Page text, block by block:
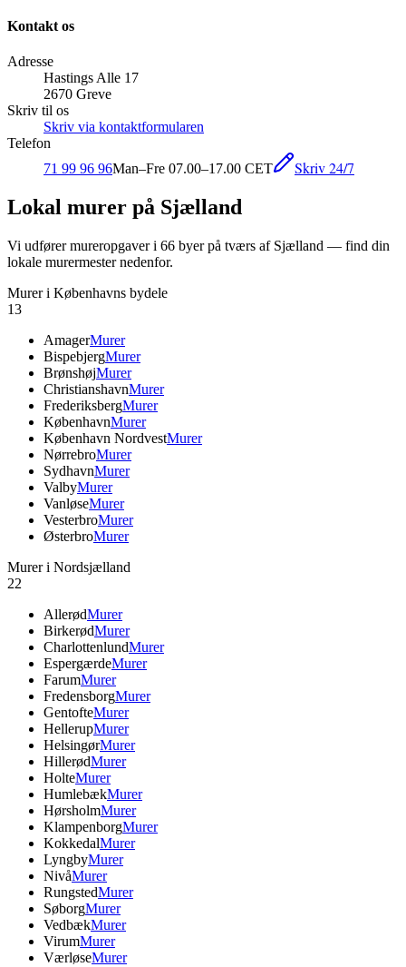
Kontakt os
Adresse
Hastings Alle 17
2670 Greve
Skriv til os
Skriv via kontaktformularen
Telefon
71 99 96 96Man–Fre 07.00–17.00 CET Skriv 24/7
Lokal murer på Sjælland
Vi udfører mureropgaver i 66 byer på tværs af Sjælland — find din
lokale murermester nedenfor.
Murer i Københavns bydele
13
AmagerMurer
BispebjergMurer
BrønshøjMurer
ChristianshavnMurer
FrederiksbergMurer
KøbenhavnMurer
København NordvestMurer
NørrebroMurer
SydhavnMurer
ValbyMurer
VanløseMurer
VesterbroMurer
ØsterbroMurer
Murer i Nordsjælland
22
AllerødMurer
BirkerødMurer
CharlottenlundMurer
EspergærdeMurer
FarumMurer
FredensborgMurer
GentofteMurer
HellerupMurer
HelsingørMurer
HillerødMurer
HolteMurer
HumlebækMurer
HørsholmMurer
KlampenborgMurer
KokkedalMurer
LyngbyMurer
NivåMurer
RungstedMurer
SøborgMurer
VedbækMurer
VirumMurer
VærløseMurer